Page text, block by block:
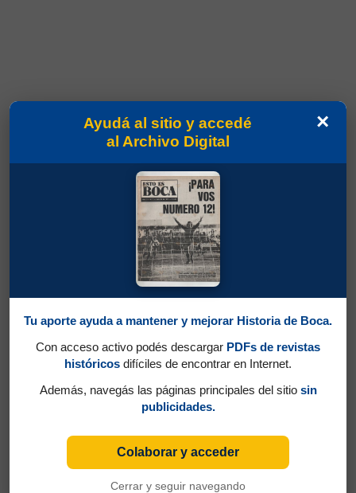
×
Ayudá al sitio y accedé
al Archivo Digital
Tu aporte ayuda a mantener y mejorar Historia de Boca.
Con acceso activo podés descargar PDFs de revistas
históricos difíciles de encontrar en Internet.
Además, navegás las páginas principales del sitio sin
publicidades.
Colaborar y acceder
Cerrar y seguir navegando